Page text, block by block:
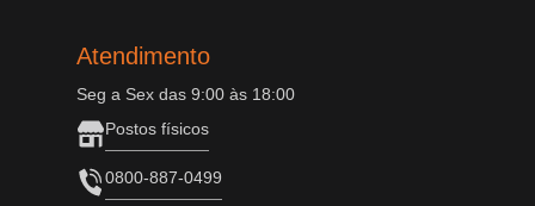
Atendimento
Seg a Sex das 9:00 às 18:00
Postos físicos
0800-887-0499